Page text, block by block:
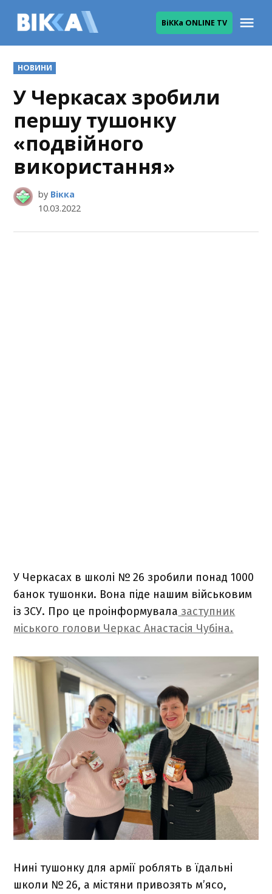
ВіККа ONLINE TV
POSTED
IN
НОВИНИ
У Черкасах зробили
першу тушонку
«подвійного
використання»
by Вікка
10.03.2022
У Черкасах в школі № 26 зробили понад 1000
банок тушонки. Вона піде нашим військовим
із ЗСУ. Про це проінформувала заступник
міського голови Черкас Анастасія Чубіна.
Нині тушонку для армії роблять в їдальні
школи № 26, а містяни привозять м’ясо,